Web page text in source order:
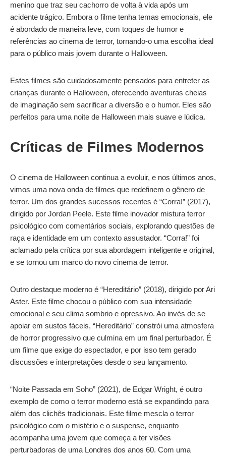
menino que traz seu cachorro de volta à vida após um
acidente trágico. Embora o filme tenha temas emocionais, ele
é abordado de maneira leve, com toques de humor e
referências ao cinema de terror, tornando-o uma escolha ideal
para o público mais jovem durante o Halloween.
Estes filmes são cuidadosamente pensados para entreter as
crianças durante o Halloween, oferecendo aventuras cheias
de imaginação sem sacrificar a diversão e o humor. Eles são
perfeitos para uma noite de Halloween mais suave e lúdica.
Críticas de Filmes Modernos
O cinema de Halloween continua a evoluir, e nos últimos anos,
vimos uma nova onda de filmes que redefinem o gênero de
terror. Um dos grandes sucessos recentes é “Corra!” (2017),
dirigido por Jordan Peele. Este filme inovador mistura terror
psicológico com comentários sociais, explorando questões de
raça e identidade em um contexto assustador. “Corra!” foi
aclamado pela crítica por sua abordagem inteligente e original,
e se tornou um marco do novo cinema de terror.
Outro destaque moderno é “Hereditário” (2018), dirigido por Ari
Aster. Este filme chocou o público com sua intensidade
emocional e seu clima sombrio e opressivo. Ao invés de se
apoiar em sustos fáceis, “Hereditário” constrói uma atmosfera
de horror progressivo que culmina em um final perturbador. É
um filme que exige do espectador, e por isso tem gerado
discussões e interpretações desde o seu lançamento.
“Noite Passada em Soho” (2021), de Edgar Wright, é outro
exemplo de como o terror moderno está se expandindo para
além dos clichês tradicionais. Este filme mescla o terror
psicológico com o mistério e o suspense, enquanto
acompanha uma jovem que começa a ter visões
perturbadoras de uma Londres dos anos 60. Com uma